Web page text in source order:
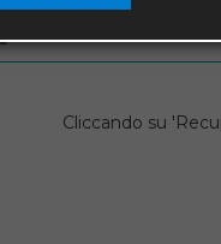
Cliccando su